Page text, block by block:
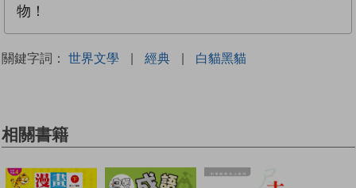
物！
關鍵字詞： 世界文學 | 經典 | 白貓黑貓
相關書籍